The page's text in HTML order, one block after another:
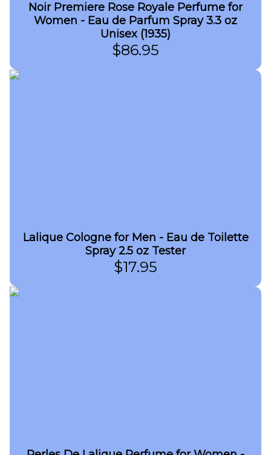
Noir Premiere Rose Royale Perfume for
Women - Eau de Parfum Spray 3.3 oz
Unisex (1935)
$86.95
Lalique Cologne for Men - Eau de Toilette
Spray 2.5 oz Tester
$17.95